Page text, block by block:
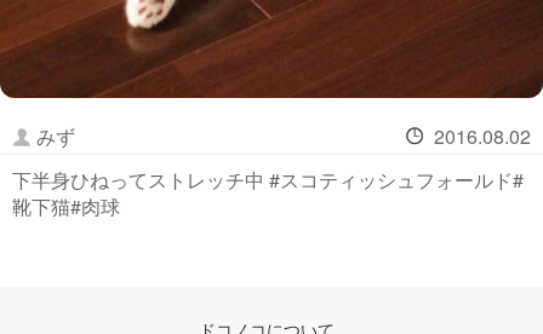
みず
2016.08.02
下半身ひねってストレッチ中 #スコティッシュフォールド#
靴下猫#肉球